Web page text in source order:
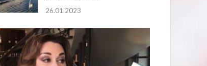
26.01.2023